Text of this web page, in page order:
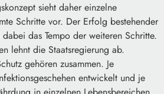
sieht daher einzelne
Schritte vor. Der Erfolg bestehender
das Tempo der weiteren Schritte.
lehnt die Staatsregierung ab.
gehören zusammen. Je
entwickelt und je